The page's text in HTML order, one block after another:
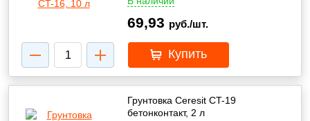
69,93 руб./шт.
Купить
Грунтовка Ceresit CT-19
бетонконтакт, 2 л